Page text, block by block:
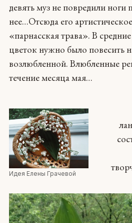
девять муз не повредили
нее…Отсюда его
«парнасская трава». В
цветок нужно было повесить
возлюбленной. Влюбленные
течение месяца мая…
Идея Елены Грачевой